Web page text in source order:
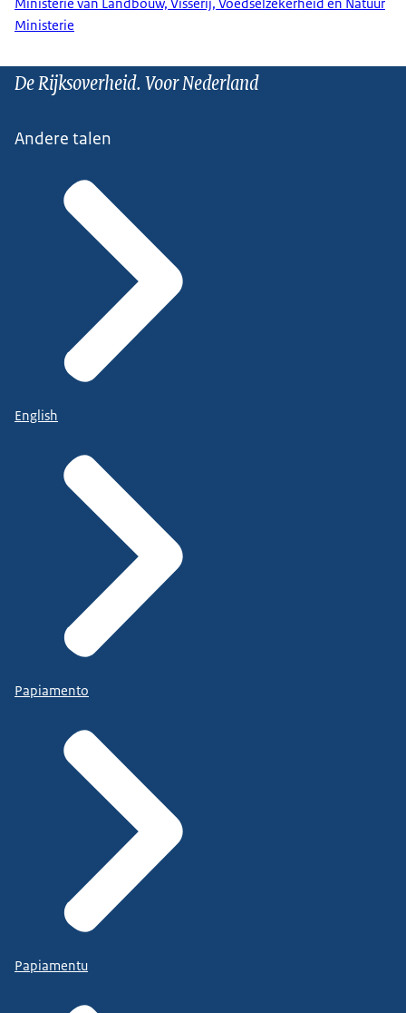
Ministerie
De Rijksoverheid. Voor Nederland
Andere talen
English
Papiamento
Papiamentu